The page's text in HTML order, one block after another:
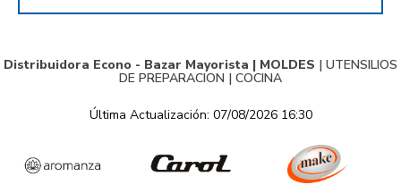
Distribuidora Econo - Bazar Mayorista | MOLDES | UTENSILIOS
DE PREPARACION | COCINA
Última Actualización: 07/08/2026 16:30